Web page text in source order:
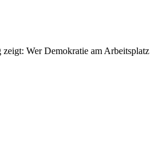
Wer Demokratie am Arbeitsplatz